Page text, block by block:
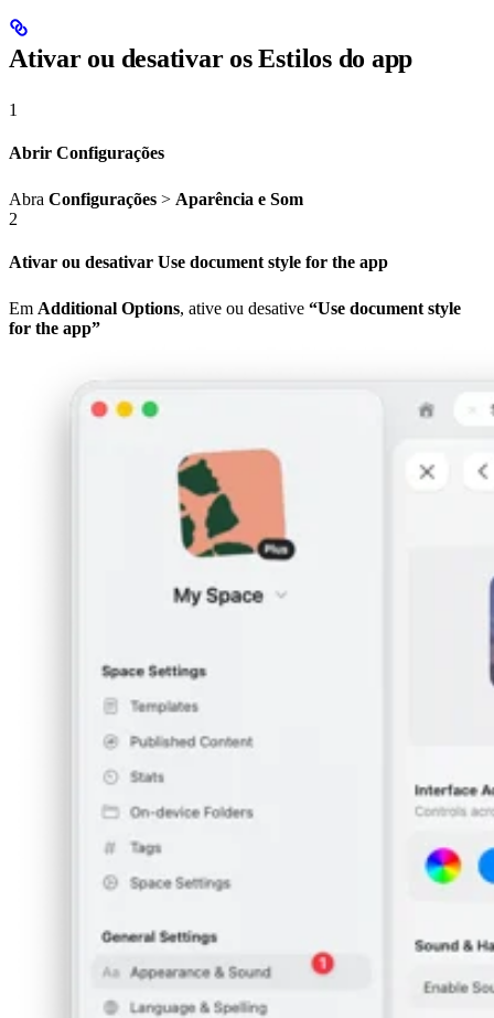
Ativar ou desativar os Estilos do app
1
Abrir Configurações
Abra Configurações > Aparência e Som
2
Ativar ou desativar Use document style for the app
Em Additional Options, ative ou desative “Use document style
for the app”